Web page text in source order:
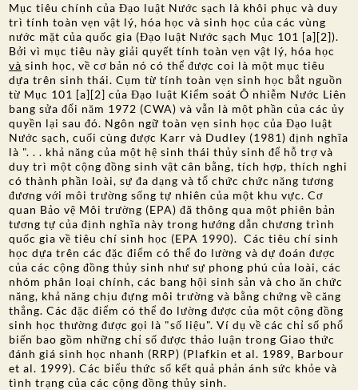
Mục tiêu chính của Đạo luật Nước sạch là khôi phục và duy
trì tính toàn vẹn vật lý, hóa học và sinh học của các vùng
nước mặt của quốc gia (Đạo luật Nước sạch Mục 101 [a][2]).
Bởi vì mục tiêu này giải quyết tính toàn vẹn vật lý, hóa học
và sinh học, về cơ bản nó có thể được coi là một mục tiêu
dựa trên sinh thái. Cụm từ tính toàn vẹn sinh học bắt nguồn
từ Mục 101 [a][2] của Đạo luật Kiểm soát Ô nhiễm Nước Liên
bang sửa đổi năm 1972 (CWA) và vẫn là một phần của các ủy
quyền lại sau đó. Ngôn ngữ toàn vẹn sinh học của Đạo luật
Nước sạch, cuối cùng được Karr và Dudley (1981) định nghĩa
là ". . . khả năng của một hệ sinh thái thủy sinh để hỗ trợ và
duy trì một cộng đồng sinh vật cân bằng, tích hợp, thích nghi
có thành phần loài, sự đa dạng và tổ chức chức năng tương
đương với môi trường sống tự nhiên của một khu vực. Cơ
quan Bảo vệ Môi trường (EPA) đã thông qua một phiên bản
tương tự của định nghĩa này trong hướng dẫn chương trình
quốc gia về tiêu chí sinh học (EPA 1990). Các tiêu chí sinh
học dựa trên các đặc điểm có thể đo lường và dự đoán được
của các cộng đồng thủy sinh như sự phong phú của loài, các
nhóm phân loại chính, các bang hội sinh sản và cho ăn chức
năng, khả năng chịu đựng môi trường và bằng chứng về căng
thẳng. Các đặc điểm có thể đo lường được của một cộng đồng
sinh học thường được gọi là "số liệu". Ví dụ về các chỉ số phổ
biến bao gồm những chỉ số được thảo luận trong Giao thức
đánh giá sinh học nhanh (RRP) (Plafkin et al. 1989, Barbour
et al. 1999). Các biểu thức số kết quả phản ánh sức khỏe và
tình trạng của các cộng đồng thủy sinh.